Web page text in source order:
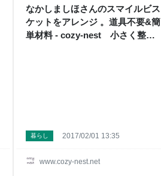
なかしましほさんのスマイルビス
ケットをアレンジ 。道具不要&簡
単材料 - cozy-nest 小さく整う
www.cozy-nest.net
暮らし 2017/02/01 13:35